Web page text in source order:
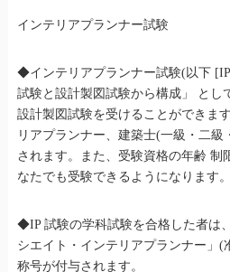
インテリアプランナー試験
◆インテリアプランナー試験(以下
試験と設計製図試験から構成」 とし
設計製図試験を受けることができま
リアプランナー、建築士(一級・二
されます。また、受験資格の年齢 制
なたでも受験できるようになります。
◆IP 試験の学科試験を合格した者は
シエイト・インテリアプランナー」(
称号が付与されます。